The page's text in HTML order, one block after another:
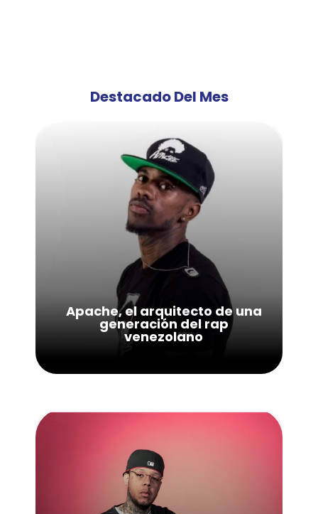
Destacado Del Mes
Apache, el arquitecto de una
generación del rap
venezolano